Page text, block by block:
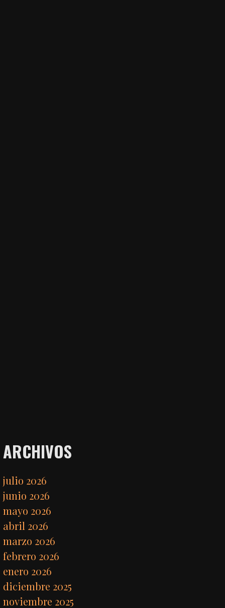
ARCHIVOS
julio 2026
junio 2026
mayo 2026
abril 2026
marzo 2026
febrero 2026
enero 2026
diciembre 2025
noviembre 2025